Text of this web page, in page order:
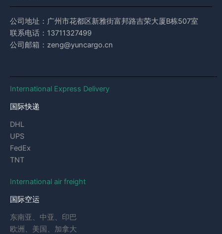
公司地址：广州市花都区新雅街富邦路吉荣大厦B栋507室
联系电话：13711327499
公司邮箱：zeng@yuncargo.cn
International Express Delivery
国际快递
DHL
UPS
FedEx
TNT
International air freight
国际空运
东南亚、中亚、印巴
欧洲、美国、加拿大